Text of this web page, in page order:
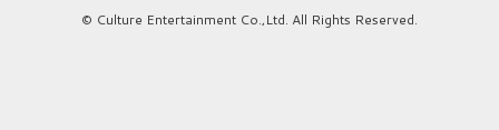
© Culture Entertainment Co.,Ltd. All Rights Reserved.